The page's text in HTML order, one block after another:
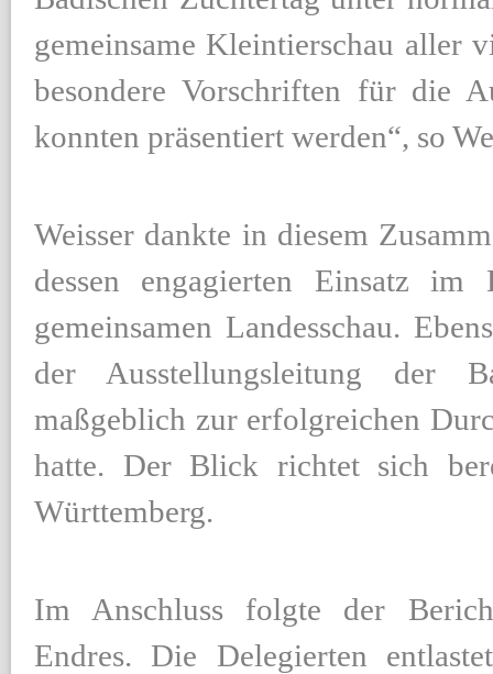
gemeinsame Kleintierschau aller
besondere Vorschriften für die
konnten präsentiert werden“, so
Weisser dankte in diesem
dessen engagierten Einsatz
gemeinsamen Landesschau.
der Ausstellungsleitung der
maßgeblich zur erfolgreichen
hatte. Der Blick richtet sich
Württemberg.
Im Anschluss folgte der
Endres. Die Delegierten